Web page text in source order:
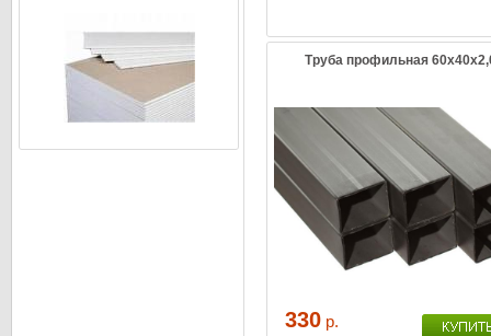
Труба профильная
330 р.